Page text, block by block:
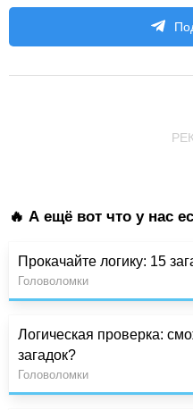
🔥 А ещё вот что у нас
Прокачайте логику: 15
Головоломки
Логическая проверка:
загадок?
Головоломки